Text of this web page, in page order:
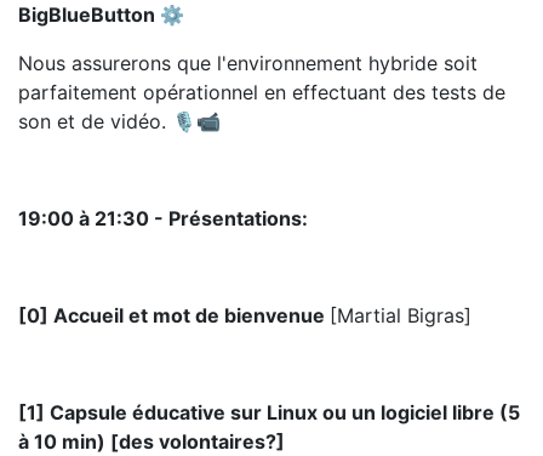
BigBlueButton ⚙️
Nous assurerons que l'environnement hybride soit
parfaitement opérationnel en effectuant des tests de
son et de vidéo. 🎙️📹
19:00 à 21:30 - Présentations:
[0] Accueil et mot de bienvenue [Martial Bigras]
[1] Capsule éducative sur Linux ou un logiciel libre (5
à 10 min) [des volontaires?]